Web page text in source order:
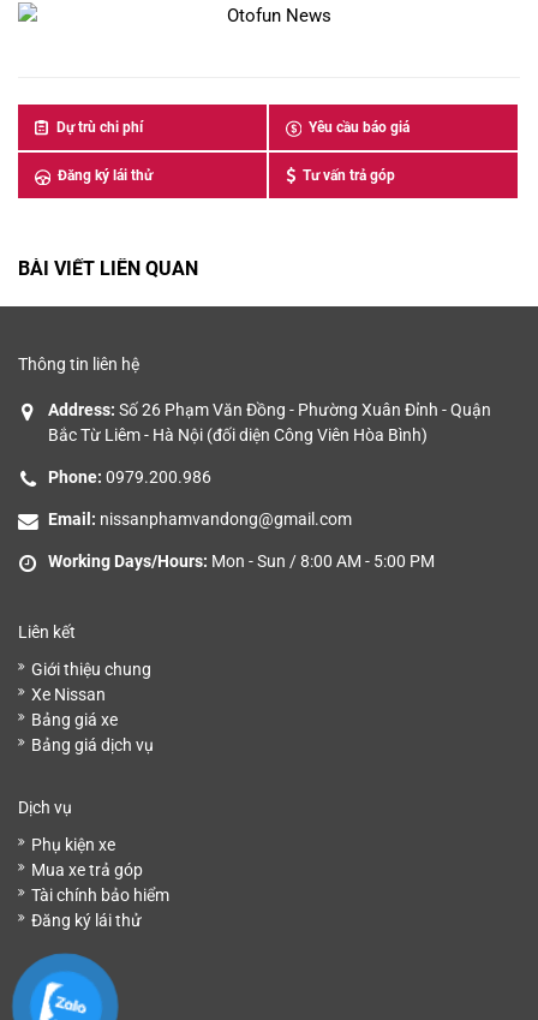
Dự trù chi phí Yêu cầu báo giá
Đăng ký lái thử Tư vấn trả góp
BÀI VIẾT LIÊN QUAN
Thông tin liên hệ
Address: Số 26 Phạm Văn Đồng - Phường Xuân Đỉnh - Quận
Bắc Từ Liêm - Hà Nội (đối diện Công Viên Hòa Bình)
Phone: 0979.200.986
Email: nissanphamvandong@gmail.com
Working Days/Hours: Mon - Sun / 8:00 AM - 5:00 PM
Liên kết
Giới thiệu chung
Xe Nissan
Bảng giá xe
Bảng giá dịch vụ
Dịch vụ
Phụ kiện xe
Mua xe trả góp
Tài chính bảo hiểm
Đăng ký lái thử